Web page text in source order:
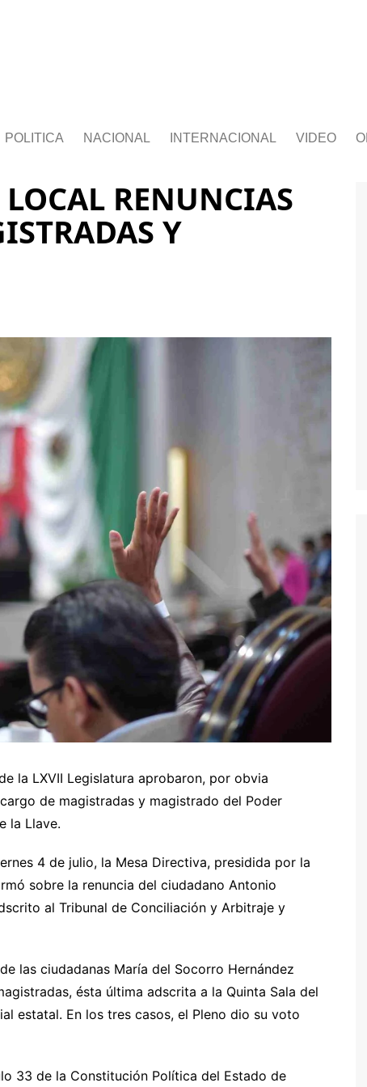
POLITICA NACIONAL INTERNACIONAL VIDEO
RENUNCIAS
Y
la LXVII Legislatura aprobaron, por obvia
de magistradas y magistrado del Poder
la Llave.
4 de julio, la Mesa Directiva, presidida por la
sobre la renuncia del ciudadano Antonio
al Tribunal de Conciliación y Arbitraje y
las ciudadanas María del Socorro Hernández
ésta última adscrita a la Quinta Sala del
estatal. En los tres casos, el Pleno dio su voto
33 de la Constitución Política del Estado de